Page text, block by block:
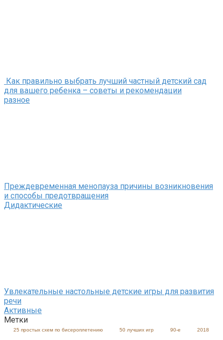
Как правильно выбрать лучший частный детский сад
для вашего ребенка – советы и рекомендации
разное
Преждевременная менопауза причины возникновения
и способы предотвращения
Дидактические
Увлекательные настольные детские игры для развития
речи
Активные
Метки
25 простых схем по бисероплетению 50 лучших игр 90-е 2018